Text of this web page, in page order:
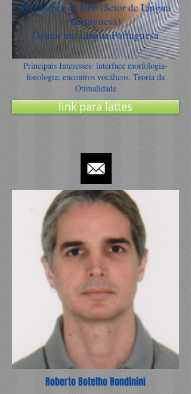
Professora da UFF (Setor de Língua
Portuguesa)
Doutor em Língua Portuguesa
Principais Interesses: interface morfologia-
fonologia; encontros vocálicos. Teoria da
Otimalidade
link para lattes
Roberto Botelho Rondinini